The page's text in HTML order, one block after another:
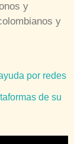
y
y
por redes
de su